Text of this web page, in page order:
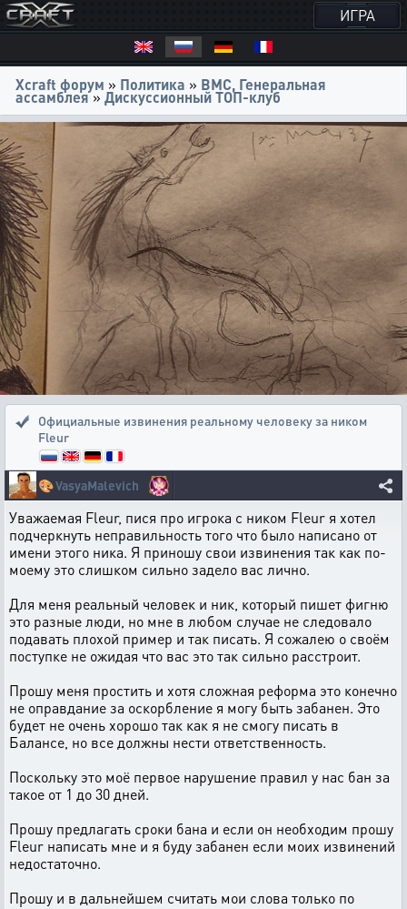
ИГРА
Xcraft форум » Политика » ВМС, Генеральная
ассамблея» Дискуссионный ТОП-клуб
Официальные извинения реальному человеку за ником
Fleur
🎨VasyaMalevich
Уважаемая Fleur, пися про игрока с ником Fleur я хотел
подчеркнуть неправильность того что было написано от
имени этого ника. Я приношу свои извинения так как по-
моему это слишком сильно задело вас лично.
Для меня реальный человек и ник, который пишет фигню
это разные люди, но мне в любом случае не следовало
подавать плохой пример и так писать. Я сожалею о своём
поступке не ожидая что вас это так сильно расстроит.
Прошу меня простить и хотя сложная реформа это конечно
не оправдание за оскорбление я могу быть забанен. Это
будет не очень хорошо так как я не смогу писать в
Балансе, но все должны нести ответственность.
Поскольку это моё первое нарушение правил у нас бан за
такое от 1 до 30 дней.
Прошу предлагать сроки бана и если он необходим прошу
Fleur написать мне и я буду забанен если моих извинений
недостаточно.
Прошу и в дальнейшем считать мои слова только по